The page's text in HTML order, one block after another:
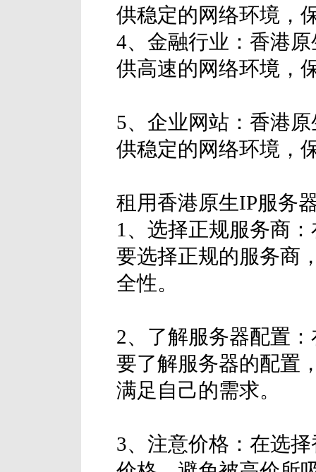
供稳定的网络环境，
4、金融行业：香港
供高速的网络环境，
5、企业网站：香港
供稳定的网络环境，
租用香港原生IP服务
1、选择正规服务商
要选择正规的服务商
全性。
2、了解服务器配置
要了解服务器的配置
满足自己的需求。
3、注意价格：在选